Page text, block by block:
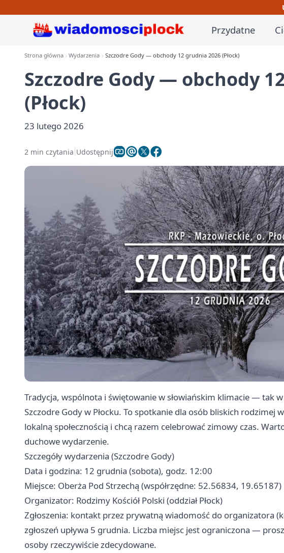
Przydatne
Strona główna Wydarzenia Szczodre Gody — obchody 12 grudnia 2026 (Płock)
Szczodre Gody — obchody
(Płock)
23 lutego 2026
2 min czytania Udostępnij
Tradycja, wspólnota i świętowanie w słowiańskim klimacie — tak
Szczodre Gody w Płocku. To spotkanie dla osób bliskich
lokalną społecznością i chcą razem celebrować zimowy czas.
duchowe wydarzenie.
Szczegóły wydarzenia (Szczodre Gody)
Data i godzina: 12 grudnia (sobota), godz. 12:00
Miejsce: Oberża Pod Strzechą (współrzędne: 52.56834, 19.65187)
Organizator: Rodzimy Kościół Polski (oddział Płock)
Zgłoszenia: kontakt przez prywatną wiadomość do organizatora
zgłoszeń upływa 5 grudnia. Liczba miejsc jest ograniczona —
osoby rzeczywiście zdecydowane.